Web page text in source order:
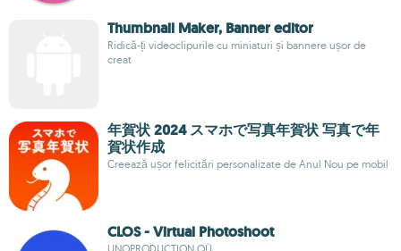
Thumbnail Maker, Banner editor
Ridică-ți videoclipurile cu miniaturi și bannere ușor de
creat
年賀状 2024 スマホで写真年賀状 写真で年
賀状作成
Creează ușor felicitări personalizate de Anul Nou pe mobil
CLOS - Virtual Photoshoot